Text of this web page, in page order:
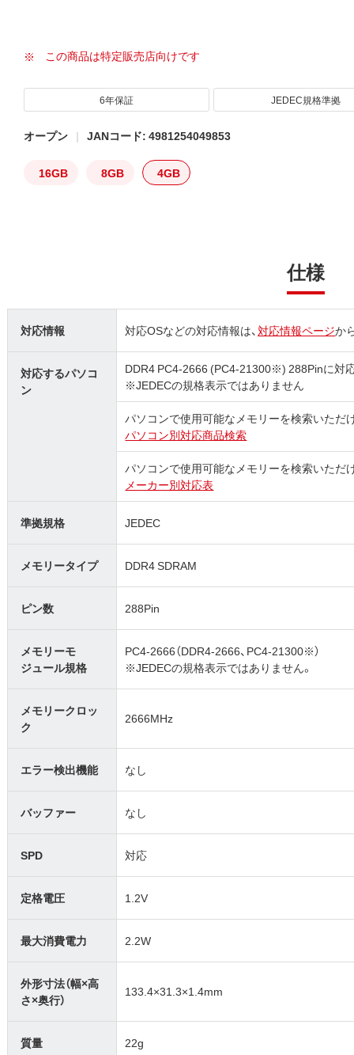
この商品は特定販売店向けです
6年保証 JEDEC規格準拠
オープン JANコード: 4981254049853
16GB 8GB 4GB
仕様
対応情報 対応OSなどの対応情報は、対応情報ページか
対応するパソコ
ン
DDR4 PC4-2666 (PC4-21300※) 288Pinに対
※JEDECの規格表示ではありません
パソコンで使用可能なメモリーを検索いただ
パソコン別対応商品検索
パソコンで使用可能なメモリーを検索いただ
メーカー別対応表
準拠規格 JEDEC
メモリータイプ DDR4 SDRAM
ピン数 288Pin
メモリーモ
ジュール規格
PC4-2666（DDR4-2666、PC4-21300※）
※JEDECの規格表示ではありません。
メモリークロッ
ク
2666MHz
エラー検出機能 なし
バッファー なし
SPD 対応
定格電圧 1.2V
最大消費電力 2.2W
外形寸法（幅×高
さ×奥行）
133.4×31.3×1.4mm
質量 22g